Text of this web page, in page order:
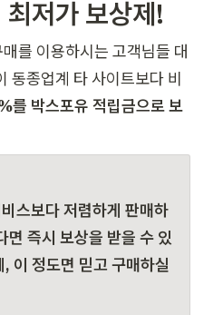
저가 보상제!
를 이용하시는 고객님들 대
동종업계 타 사이트보다 비
를 박스포유 적립금으로 보
스보다 저렴하게 판매하
면 즉시 보상을 받을 수 있
이 정도면 믿고 구매하실